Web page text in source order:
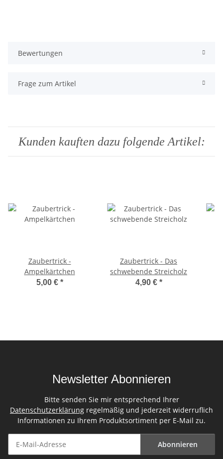
Bewertungen
Frage zum Artikel
Kunden kauften dazu folgende Artikel:
Zaubertrick -
Ampelkärtchen
5,00 € *
Zaubertrick - Das
schwebende Streicholz
4,90 € *
Newsletter Abonnieren
Bitte senden Sie mir entsprechend Ihrer
Datenschutzerklärung regelmäßig und jederzeit widerruflich
Informationen zu Ihrem Produktsortiment per E-Mail zu.
Abonnieren